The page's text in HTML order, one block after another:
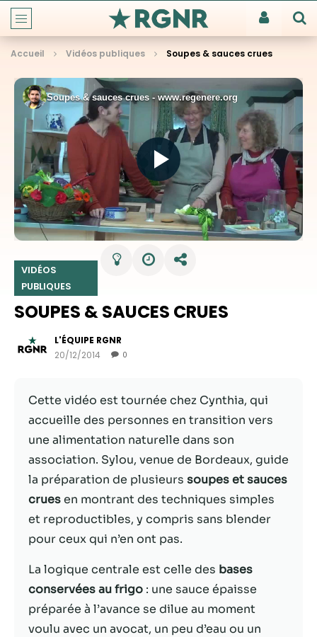
Accueil Vidéos publiques Soupes & sauces crues
VIDÉOS
PUBLIQUES
SOUPES & SAUCES CRUES
L'ÉQUIPE RGNR
20/12/2014
0
Cette vidéo est tournée chez Cynthia, qui
accueille des personnes en transition vers
une alimentation naturelle dans son
association. Sylou, venue de Bordeaux, guide
la préparation de plusieurs soupes et sauces
cruesen montrant des techniques simples
et reproductibles, y compris sans blender
pour ceux qui n’en ont pas.
La logique centrale est celle des bases
conservées au frigo : une sauce épaisse
préparée à l’avance se dilue au moment
voulu avec un avocat, un peu d’eau ou un
Nécessaire
Ces cookies ne
sont pas
sont
nécessaires au
du site Web.